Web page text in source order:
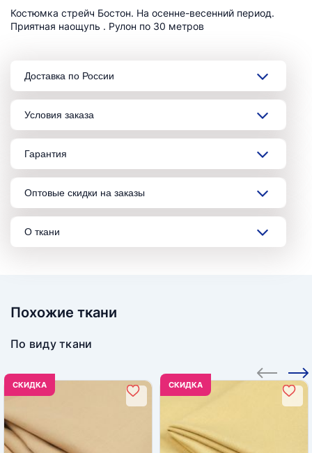
Костюмка стрейч Бостон. На осенне-весенний период.
Приятная наощупь . Рулон по 30 метров
Доставка по России
Условия заказа
Гарантия
Оптовые скидки на заказы
О ткани
Похожие ткани
По виду ткани
CКИДКА CКИДКА